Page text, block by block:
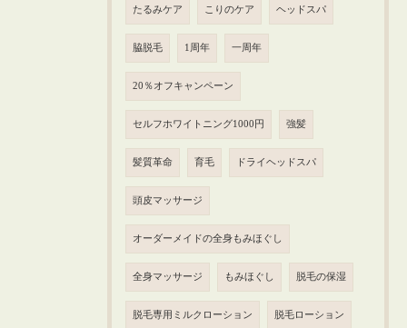
たるみケア こりのケア ヘッドスパ
脇脱毛 1周年 一周年
20％オフキャンペーン
セルフホワイトニング1000円 強髪
髪質革命 育毛 ドライヘッドスパ
頭皮マッサージ
オーダーメイドの全身もみほぐし
全身マッサージ もみほぐし 脱毛の保湿
脱毛専用ミルクローション 脱毛ローション